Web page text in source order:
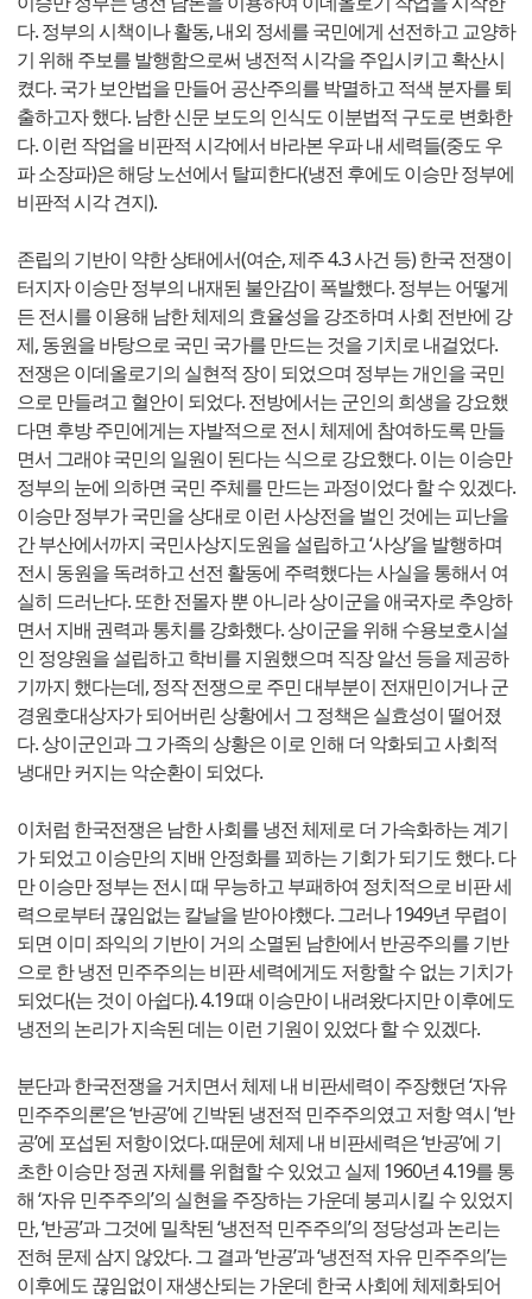
다. 정부의 시책이나 활동, 내외 정세를 국민에게 선전하고 교양하
기 위해 주보를 발행함으로써 냉전적 시각을 주입시키고 확산시
켰다. 국가 보안법을 만들어 공산주의를 박멸하고 적색 분자를 퇴
출하고자 했다. 남한 신문 보도의 인식도 이분법적 구도로 변화한
다. 이런 작업을 비판적 시각에서 바라본 우파 내 세력들(중도 우
파 소장파)은 해당 노선에서 탈피한다(냉전 후에도 이승만 정부에
비판적 시각 견지).
존립의 기반이 약한 상태에서(여순, 제주 4.3 사건 등) 한국 전쟁이
터지자 이승만 정부의 내재된 불안감이 폭발했다. 정부는 어떻게
든 전시를 이용해 남한 체제의 효율성을 강조하며 사회 전반에 강
제, 동원을 바탕으로 국민 국가를 만드는 것을 기치로 내걸었다.
전쟁은 이데올로기의 실현적 장이 되었으며 정부는 개인을 국민
으로 만들려고 혈안이 되었다. 전방에서는 군인의 희생을 강요했
다면 후방 주민에게는 자발적으로 전시 체제에 참여하도록 만들
면서 그래야 국민의 일원이 된다는 식으로 강요했다. 이는 이승만
정부의 눈에 의하면 국민 주체를 만드는 과정이었다 할 수 있겠다.
이승만 정부가 국민을 상대로 이런 사상전을 벌인 것에는 피난을
간 부산에서까지 국민사상지도원을 설립하고 ‘사상’을 발행하며
전시 동원을 독려하고 선전 활동에 주력했다는 사실을 통해서 여
실히 드러난다. 또한 전몰자 뿐 아니라 상이군을 애국자로 추앙하
면서 지배 권력과 통치를 강화했다. 상이군을 위해 수용보호시설
인 정양원을 설립하고 학비를 지원했으며 직장 알선 등을 제공하
기까지 했다는데, 정작 전쟁으로 주민 대부분이 전재민이거나 군
경원호대상자가 되어버린 상황에서 그 정책은 실효성이 떨어졌
다. 상이군인과 그 가족의 상황은 이로 인해 더 악화되고 사회적
냉대만 커지는 악순환이 되었다.
이처럼 한국전쟁은 남한 사회를 냉전 체제로 더 가속화하는 계기
가 되었고 이승만의 지배 안정화를 꾀하는 기회가 되기도 했다. 다
만 이승만 정부는 전시 때 무능하고 부패하여 정치적으로 비판 세
력으로부터 끊임없는 칼날을 받아야했다. 그러나 1949년 무렵이
되면 이미 좌익의 기반이 거의 소멸된 남한에서 반공주의를 기반
으로 한 냉전 민주주의는 비판 세력에게도 저항할 수 없는 기치가
되었다(는 것이 아쉽다). 4.19 때 이승만이 내려왔다지만 이후에도
냉전의 논리가 지속된 데는 이런 기원이 있었다 할 수 있겠다.
분단과 한국전쟁을 거치면서 체제 내 비판세력이 주장했던 ‘자유
민주주의론’은 ‘반공’에 긴박된 냉전적 민주주의였고 저항 역시 ‘반
공’에 포섭된 저항이었다. 때문에 체제 내 비판세력은 ‘반공’에 기
초한 이승만 정권 자체를 위협할 수 있었고 실제 1960년 4.19를 통
해 ‘자유 민주주의’의 실현을 주장하는 가운데 붕괴시킬 수 있었지
만, ‘반공’과 그것에 밀착된 ‘냉전적 민주주의’의 정당성과 논리는
전혀 문제 삼지 않았다. 그 결과 ‘반공’과 ‘냉전적 자유 민주주의’는
이후에도 끊임없이 재생산되는 가운데 한국 사회에 체제화되어